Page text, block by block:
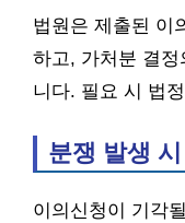
법원은 제출된 이
하고, 가처분 결
니다. 필요 시 법
분쟁 발생
이의신청이 기각